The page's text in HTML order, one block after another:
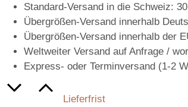
Standard-Versand in die Schweiz:
Übergrößen-Versand innerhalb
Übergrößen-Versand innerhalb der
Weltweiter Versand auf Anfrage /
Express- oder Terminversand (1-2
Lieferfrist